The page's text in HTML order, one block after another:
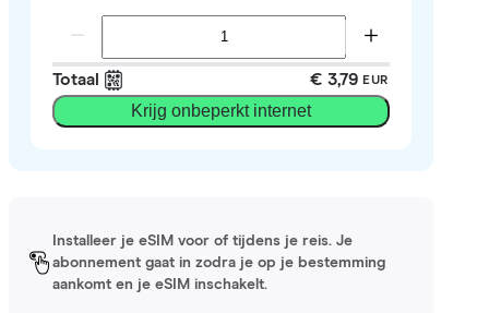
Totaal € 3,79 EUR
Krijg onbeperkt internet
Installeer je eSIM voor of tijdens je reis. Je
abonnement gaat in zodra je op je bestemming
aankomt en je eSIM inschakelt.